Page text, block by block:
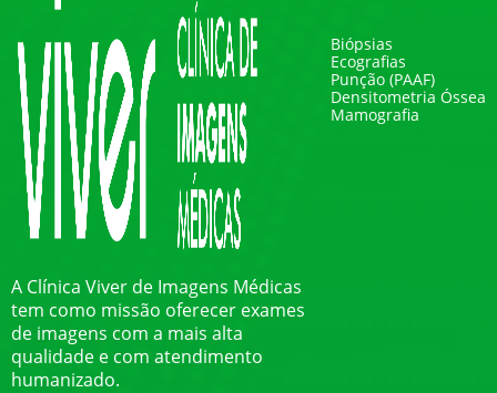
A Clínica Viver de Imagens Médicas
tem como missão oferecer exames
de imagens com a mais alta
qualidade e com atendimento
humanizado.
Biópsias
Ecografias
Punção (PAAF)
Densitometria Óssea
Mamografia